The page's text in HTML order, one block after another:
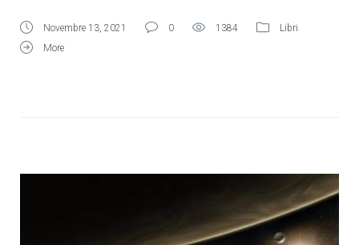
Novembre 13, 2021 0 1384
Libri
More